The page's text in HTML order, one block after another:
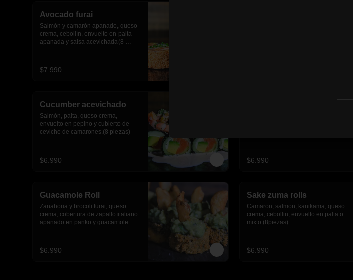
Avocado furai
Salmón y camarón apanado, queso
crema, cebollín, envuelto en palta
apanada y salsa acevichada(8
$7.990
Cucumber acevichado
Salmón, palta, queso crema,
envuelto en pepino y cubierto de
ceviche de camarones.(8 piezas)
$6.990 $6.990
Guacamole Roll
Zanahoria y brocoli furai, queso
crema, cobertura de zapallo italiano
apanado en panko y guacamole
$6.990
Sake zuma rolls
Camaron, salmon, kanikama, queso
crema, cebollin, envuelto en palta o
mixto (8piezas)
$6.990